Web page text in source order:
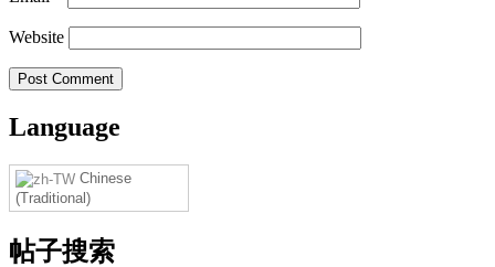
Website
Language
Chinese
(Traditional)
帖子搜索